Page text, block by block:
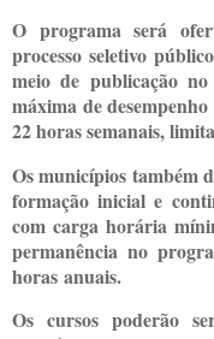
O programa será
processo seletivo
meio de publicação
máxima de
22 horas semanais,
Os municípios também
formação inicial e
com carga horária
permanência no
horas anuais.
Os cursos poderão